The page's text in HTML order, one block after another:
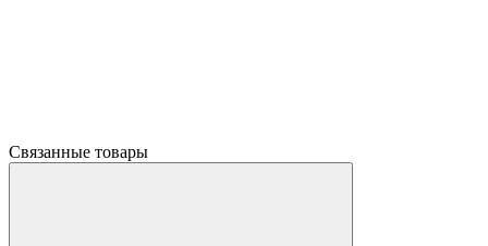
Связанные товары